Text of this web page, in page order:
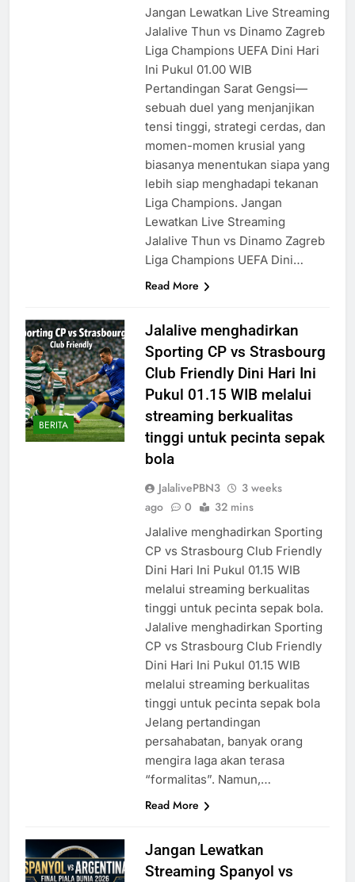
Jangan Lewatkan Live Streaming
Jalalive Thun vs Dinamo Zagreb
Liga Champions UEFA Dini Hari
Ini Pukul 01.00 WIB
Pertandingan Sarat Gengsi—
sebuah duel yang menjanjikan
tensi tinggi, strategi cerdas, dan
momen-momen krusial yang
biasanya menentukan siapa yang
lebih siap menghadapi tekanan
Liga Champions. Jangan
Lewatkan Live Streaming
Jalalive Thun vs Dinamo Zagreb
Liga Champions UEFA Dini…
Read More
BERITA
Jalalive menghadirkan
Sporting CP vs Strasbourg
Club Friendly Dini Hari Ini
Pukul 01.15 WIB melalui
streaming berkualitas
tinggi untuk pecinta sepak
bola
JalalivePBN3
3 weeks
ago
0 32 mins
Jalalive menghadirkan Sporting
CP vs Strasbourg Club Friendly
Dini Hari Ini Pukul 01.15 WIB
melalui streaming berkualitas
tinggi untuk pecinta sepak bola.
Jalalive menghadirkan Sporting
CP vs Strasbourg Club Friendly
Dini Hari Ini Pukul 01.15 WIB
melalui streaming berkualitas
tinggi untuk pecinta sepak bola
Jelang pertandingan
persahabatan, banyak orang
mengira laga akan terasa
“formalitas”. Namun,…
Read More
Jangan Lewatkan
Streaming Spanyol vs